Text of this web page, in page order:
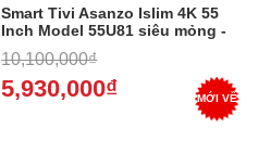
Smart Tivi Asanzo Islim 4K 55
Inch Model 55U81 siêu mỏng -
10,100,000₫
5,930,000₫ MỚI VỀ